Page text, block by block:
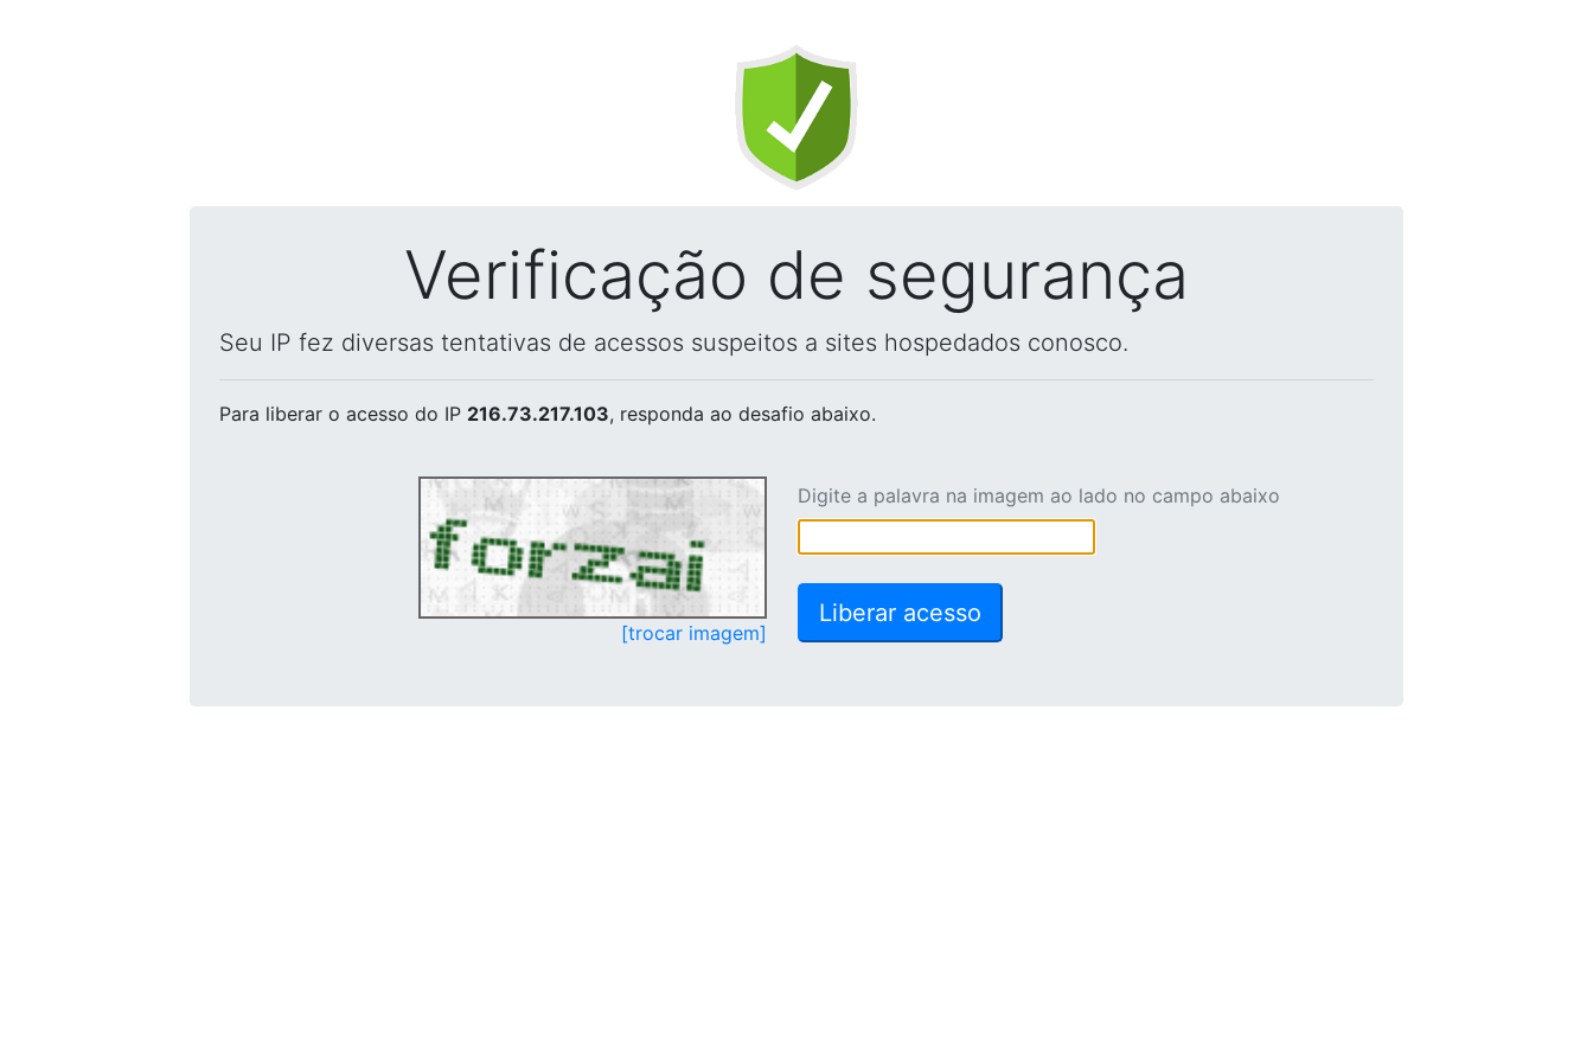
Verificação de segurança
Seu IP fez diversas tentativas de acessos suspeitos a sites hospedados conosco.
Para liberar o acesso do IP 216.73.217.103, responda ao desafio abaixo.
[trocar imagem]
Digite a palavra na imagem ao lado no campo abaixo